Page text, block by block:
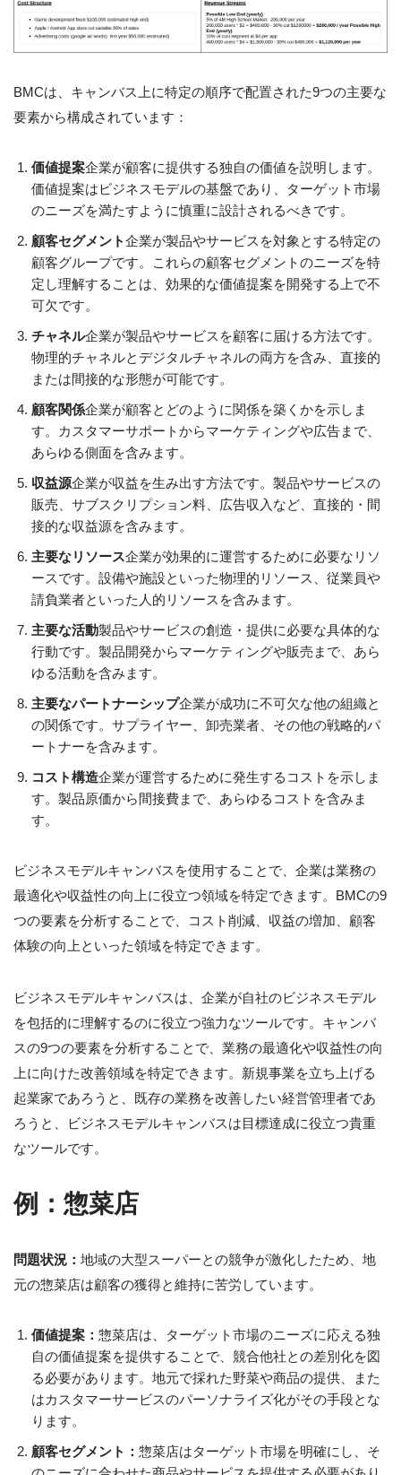
BMCは、キャンバス上に特定の順序で配置された9つの主要な
要素から構成されています：
価値提案企業が顧客に提供する独自の価値を説明します。
価値提案はビジネスモデルの基盤であり、ターゲット市場
のニーズを満たすように慎重に設計されるべきです。
顧客セグメント企業が製品やサービスを対象とする特定の
顧客グループです。これらの顧客セグメントのニーズを特
定し理解することは、効果的な価値提案を開発する上で不
可欠です。
チャネル企業が製品やサービスを顧客に届ける方法です。
物理的チャネルとデジタルチャネルの両方を含み、直接的
または間接的な形態が可能です。
顧客関係企業が顧客とどのように関係を築くかを示しま
す。カスタマーサポートからマーケティングや広告まで、
あらゆる側面を含みます。
収益源企業が収益を生み出す方法です。製品やサービスの
販売、サブスクリプション料、広告収入など、直接的・間
接的な収益源を含みます。
主要なリソース企業が効果的に運営するために必要なリソ
ースです。設備や施設といった物理的リソース、従業員や
請負業者といった人的リソースを含みます。
主要な活動製品やサービスの創造・提供に必要な具体的な
行動です。製品開発からマーケティングや販売まで、あら
ゆる活動を含みます。
主要なパートナーシップ企業が成功に不可欠な他の組織と
の関係です。サプライヤー、卸売業者、その他の戦略的パ
ートナーを含みます。
コスト構造企業が運営するために発生するコストを示しま
す。製品原価から間接費まで、あらゆるコストを含みま
す。
ビジネスモデルキャンバスを使用することで、企業は業務の
最適化や収益性の向上に役立つ領域を特定できます。BMCの9
つの要素を分析することで、コスト削減、収益の増加、顧客
体験の向上といった領域を特定できます。
ビジネスモデルキャンバスは、企業が自社のビジネスモデル
を包括的に理解するのに役立つ強力なツールです。キャンバ
スの9つの要素を分析することで、業務の最適化や収益性の向
上に向けた改善領域を特定できます。新規事業を立ち上げる
起業家であろうと、既存の業務を改善したい経営管理者であ
ろうと、ビジネスモデルキャンバスは目標達成に役立つ貴重
なツールです。
例：惣菜店
問題状況： 地域の大型スーパーとの競争が激化したため、地
元の惣菜店は顧客の獲得と維持に苦労しています。
価値提案： 惣菜店は、ターゲット市場のニーズに応える独
自の価値提案を提供することで、競合他社との差別化を図
る必要があります。地元で採れた野菜や商品の提供、また
はカスタマーサービスのパーソナライズ化がその手段とな
ります。
顧客セグメント： 惣菜店はターゲット市場を明確にし、そ